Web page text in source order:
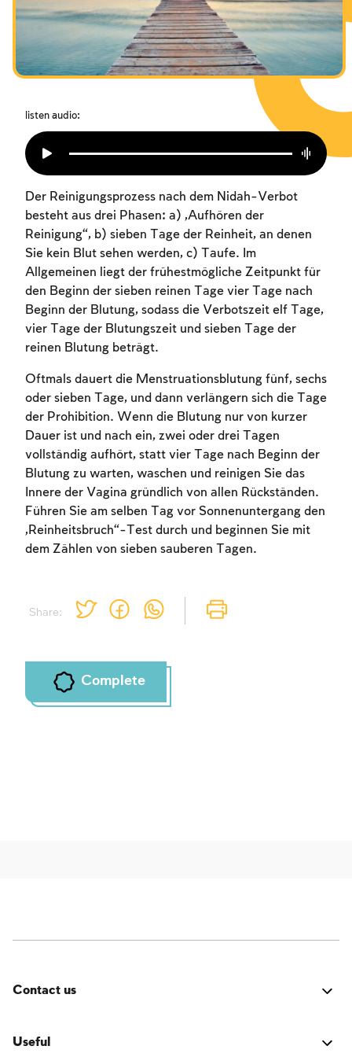
Das Fasten der Zerstörung
Amtseinführung
Purim
listen audio:
Share:
Der Reinigungsprozess nach dem Nidah-Verbot
besteht aus drei Phasen: a) „Aufhören der
Reinigung“, b) sieben Tage der Reinheit, an denen
Sie kein Blut sehen werden, c) Taufe. Im
Allgemeinen liegt der frühestmögliche Zeitpunkt für
den Beginn der sieben reinen Tage vier Tage nach
Beginn der Blutung, sodass die Verbotszeit elf Tage,
vier Tage der Blutungszeit und sieben Tage der
reinen Blutung beträgt.
Oftmals dauert die Menstruationsblutung fünf, sechs
oder sieben Tage, und dann verlängern sich die Tage
der Prohibition. Wenn die Blutung nur von kurzer
Dauer ist und nach ein, zwei oder drei Tagen
vollständig aufhört, statt vier Tage nach Beginn der
Blutung zu warten, waschen und reinigen Sie das
Innere der Vagina gründlich von allen Rückständen.
Führen Sie am selben Tag vor Sonnenuntergang den
„Reinheitsbruch“-Test durch und beginnen Sie mit
dem Zählen von sieben sauberen Tagen.
Complete
Account required
To mark concepts as learned, you'll need
to create an account or log in.
Sign up Login
Contact us
Useful